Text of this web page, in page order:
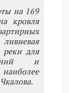
на 169
кровля
реки для
и